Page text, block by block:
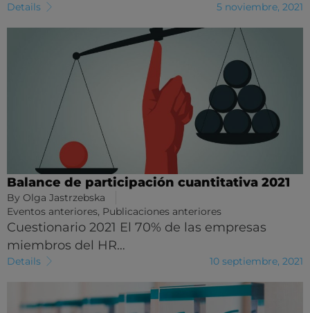
Details 5 noviembre, 2021
Balance de participación cuantitativa 2021
By Olga Jastrzebska
Eventos anteriores, Publicaciones anteriores
Cuestionario 2021 El 70% de las empresas
miembros del HR…
Details 10 septiembre, 2021